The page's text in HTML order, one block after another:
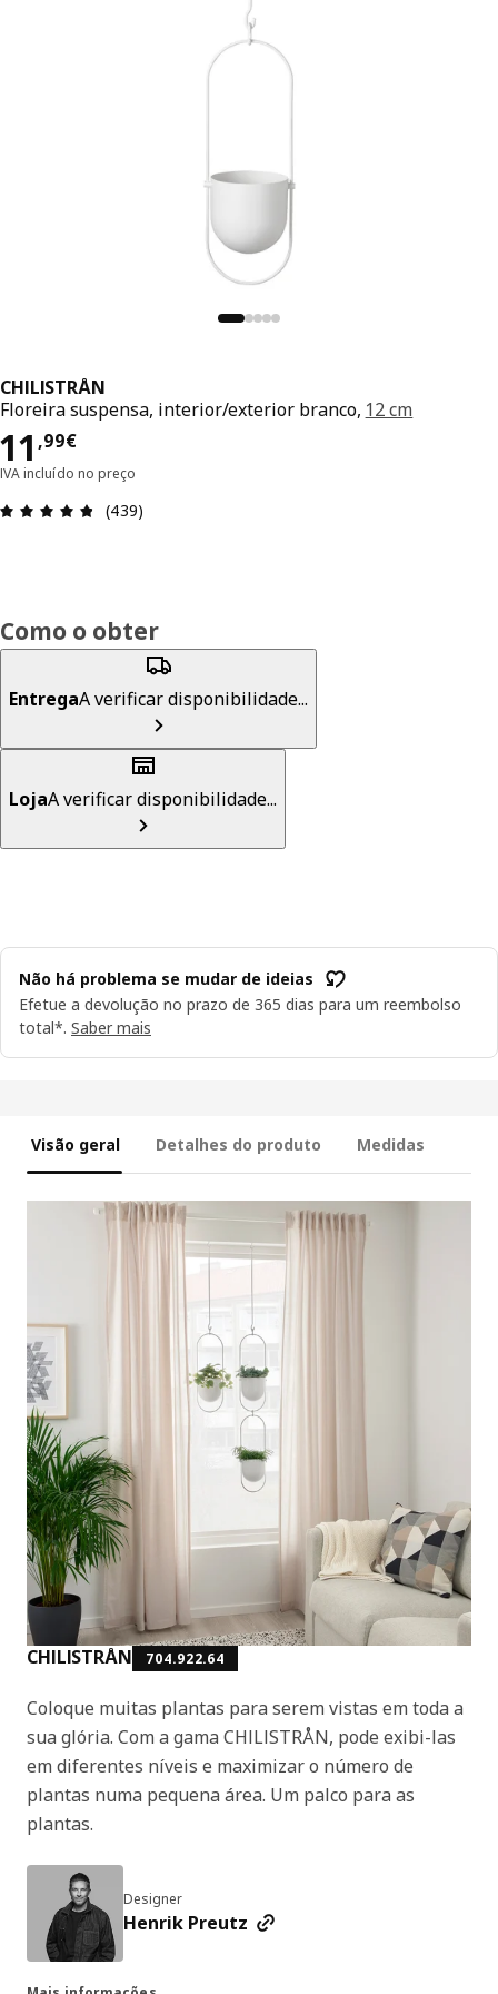
CHILISTRÅN
Floreira suspensa, interior/exterior branco, 12 cm
11 ,99€
Preço 11,99€
IVA incluído no preço
Avaliações: 4.8 de 5 estrelas. Total de
(439)
Como o obter
EntregaA verificar disponibilidade...
LojaA verificar disponibilidade...
Não há problema se mudar de ideias
Efetue a devolução no prazo de 365 dias para um reembolso
total*. Saber mais
Visão geral Detalhes do produto Medidas
CHILISTRÅN 704.922.64
Coloque muitas plantas para serem vistas em toda a
sua glória. Com a gama CHILISTRÅN, pode exibi-las
em diferentes níveis e maximizar o número de
plantas numa pequena área. Um palco para as
plantas.
Designer
Henrik Preutz